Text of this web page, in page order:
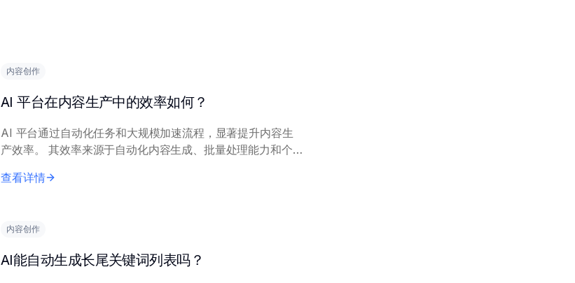
内容创作
AI 平台在内容生产中的效率如何？
AI 平台通过自动化任务和大规模加速流程，显著提升内容生
产效率。 其效率来源于自动化内容生成、批量处理能力和个
和事实核查。在有清晰简报和模板的情...
查看详情
内容创作
AI能自动生成长尾关键词列表吗？